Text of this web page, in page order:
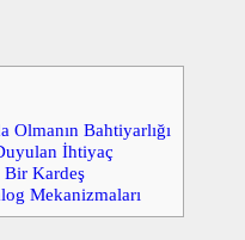
Olmanın Bahtiyarlığı
İhtiyaç
Bir Kardeş
Mekanizmaları